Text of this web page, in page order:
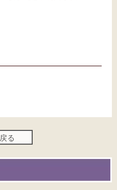
戻る